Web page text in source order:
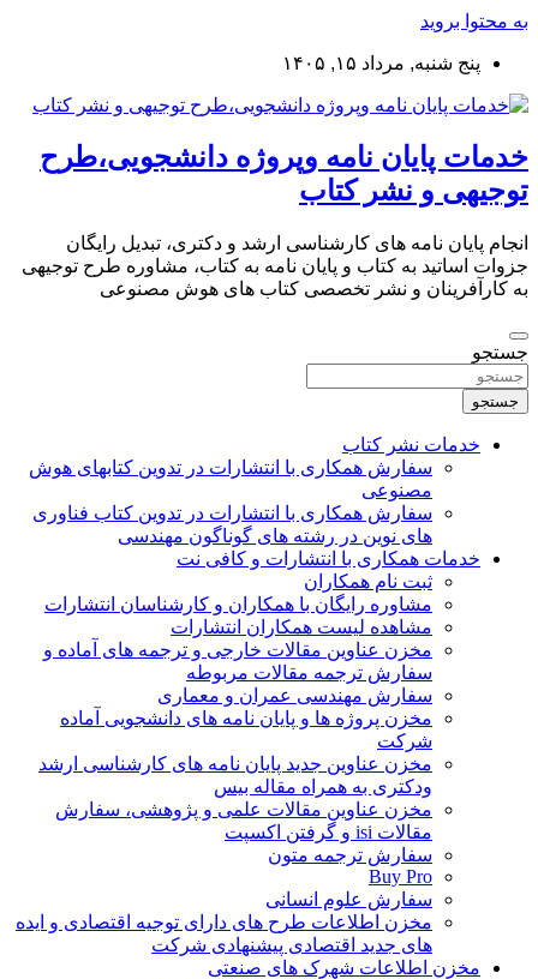
به محتوا بروید
پنج شنبه, مرداد ۱۵, ۱۴۰۵
خدمات پایان نامه وپروژه دانشجویی،طرح
توجیهی و نشر کتاب
انجام پایان نامه های کارشناسی ارشد و دکتری، تبدیل رایگان
جزوات اساتید به کتاب و پایان نامه به کتاب، مشاوره طرح توجیهی
به کارآفرینان و نشر تخصصی کتاب های هوش مصنوعی
جستجو
جستجو
خدمات نشر کتاب
سفارش همکاری با انتشارات در تدوین کتابهای هوش
مصنوعی
سفارش همکاری با انتشارات در تدوین کتاب فناوری
های نوین در رشته های گوناگون مهندسی
خدمات همکاری با انتشارات و کافی نت
ثبت نام همکاران
مشاوره رایگان با همکاران و کارشناسان انتشارات
مشاهده لیست همکاران انتشارات
مخزن عناوین مقالات خارجی و ترجمه های آماده و
سفارش ترجمه مقالات مربوطه
سفارش مهندسی عمران و معماری
مخزن پروژه ها و پایان نامه های دانشجویی آماده
شرکت
مخزن عناوین جدید پایان نامه های کارشناسی ارشد
ودکتری به همراه مقاله بیس
مخزن عناوین مقالات علمی و پژوهشی، سفارش
مقالات isi و گرفتن اکسپت
سفارش ترجمه متون
Buy Pro
سفارش علوم انسانی
مخزن اطلاعات طرح های دارای توجیه اقتصادی و ایده
های جدید اقتصادی پیشنهادی شرکت
مخزن اطلاعات شهرک های صنعتی